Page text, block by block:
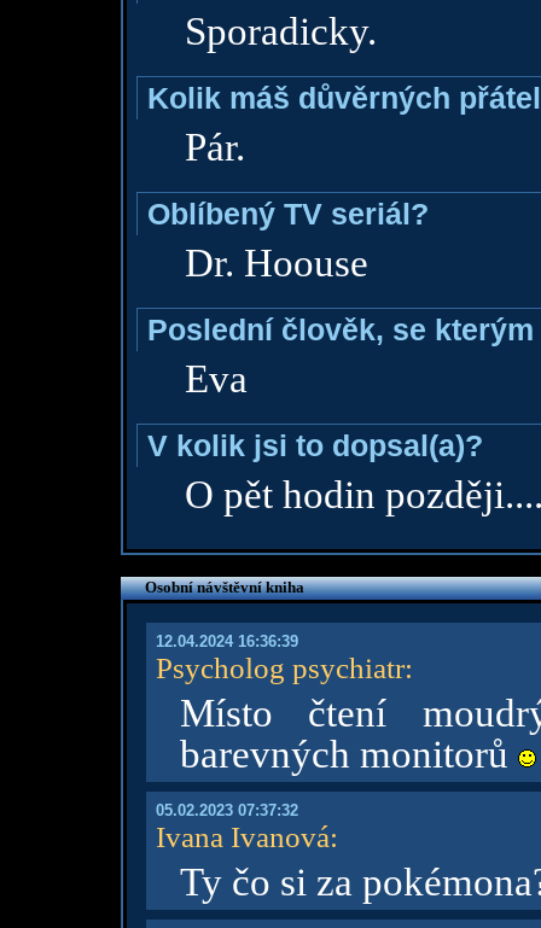
Sporadicky.
Kolik máš důvěrných
Pár.
Oblíbený TV seriál?
Dr. Hoouse
Poslední člověk, se
Eva
V kolik jsi to dopsal(a)?
O pět hodin
Osobní návštěvní kniha
12.04.2024 16:36:39
Psycholog psychiatr:
Místo čtení
barevných monitorů
05.02.2023 07:37:32
Ivana Ivanová:
Ty čo si za